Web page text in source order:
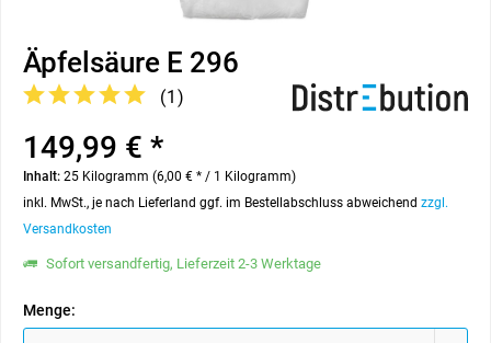
Äpfelsäure E 296
(1 )
149,99 € *
Inhalt: 25 Kilogramm (6,00 € * / 1 Kilogramm)
inkl. MwSt., je nach Lieferland ggf. im Bestellabschluss abweichend zzgl.
Versandkosten
Sofort versandfertig, Lieferzeit 2-3 Werktage
Menge: